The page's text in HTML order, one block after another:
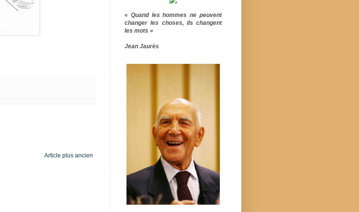
Article plus ancien
« Quand les hommes ne peuvent
changer les choses, ils changent
les mots »
Jean Jaurès